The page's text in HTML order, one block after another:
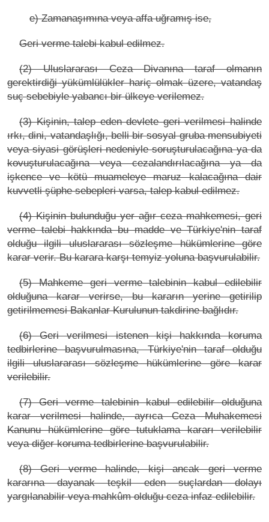
e) Zamanaşımına veya affa uğramış ise,
Geri verme talebi kabul edilmez.
(2) Uluslararası Ceza Divanına taraf olmanın
gerektirdiği yükümlülükler hariç olmak üzere, vatandaş
suç sebebiyle yabancı bir ülkeye verilemez.
(3) Kişinin, talep eden devlete geri verilmesi halinde
ırkı, dini, vatandaşlığı, belli bir sosyal gruba mensubiyeti
veya siyasi görüşleri nedeniyle soruşturulacağına ya da
kovuşturulacağına veya cezalandırılacağına ya da
işkence ve kötü muameleye maruz kalacağına dair
kuvvetli şüphe sebepleri varsa, talep kabul edilmez.
(4) Kişinin bulunduğu yer ağır ceza mahkemesi, geri
verme talebi hakkında bu madde ve Türkiye'nin taraf
olduğu ilgili uluslararası sözleşme hükümlerine göre
karar verir. Bu karara karşı temyiz yoluna başvurulabilir.
(5) Mahkeme geri verme talebinin kabul edilebilir
olduğuna karar verirse, bu kararın yerine getirilip
getirilmemesi Bakanlar Kurulunun takdirine bağlıdır.
(6) Geri verilmesi istenen kişi hakkında koruma
tedbirlerine başvurulmasına, Türkiye'nin taraf olduğu
ilgili uluslararası sözleşme hükümlerine göre karar
verilebilir.
(7) Geri verme talebinin kabul edilebilir olduğuna
karar verilmesi halinde, ayrıca Ceza Muhakemesi
Kanunu hükümlerine göre tutuklama kararı verilebilir
veya diğer koruma tedbirlerine başvurulabilir.
(8) Geri verme halinde, kişi ancak geri verme
kararına dayanak teşkil eden suçlardan dolayı
yargılanabilir veya mahkûm olduğu ceza infaz edilebilir.